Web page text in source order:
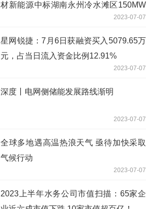
材新能源中标湖南永州冷水滩区150MW
2023-07-07
星网锐捷：7月6日获融资买入5079.65万
元，占当日流入资金比例12.91%
2023-07-07
深度丨电网侧储能发展路线渐明
2023-07-07
全球多地遇高温热浪天气 亟待加快采取
气候行动
2023-07-07
2023上半年水务公司市值扫描：65家企